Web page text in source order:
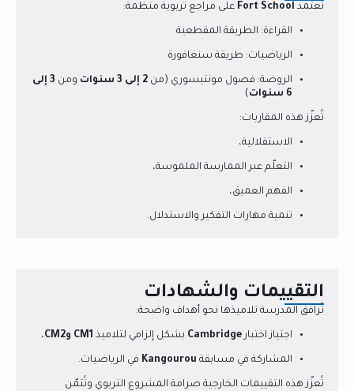
تعتمد Fort School على مراجع تربوية منظَّمة:
القراءة: الطريقة المقطعية
الرياضيات: طريقة سنغافورة
الروضة: فصول مونتيسوري (من 2 إلى 3 سنوات ومن
3 إلى
6 سنوات
)
تُعزّز هذه المقاربات:
الاستقلالية،
التعلّم عبر الممارسة الملموسة،
الفهم العميق،
تنمية مهارات التفكير والاستدلال.
التقييمات والشهادات
تُرافق المدرسة تلاميذها نحو أهداف واضحة:
اجتياز اختبار Cambridge بشكل إلزامي لتلاميذ CM1 وCM2 ،
المشاركة في مسابقة Kangourou في الرياضيات.
تُعزّز هذه التقييمات الخارجية صرامة المشروع التربوي وتُثمّن